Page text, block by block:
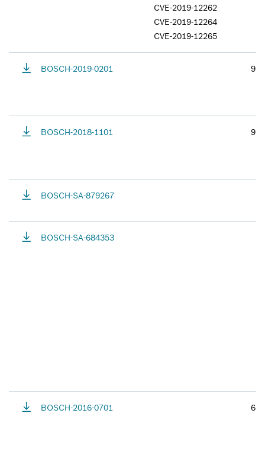
CVE-2019-12262
CVE-2019-12264
CVE-2019-12265
BOSCH-2019-0201 9.8
BOSCH-2018-1101 9.8
BOSCH-SA-879267
BOSCH-SA-684353
BOSCH-2016-0701 6.4